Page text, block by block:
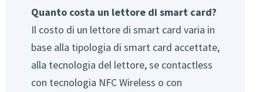
Quanto costa un lettore di smart card?
Il costo di un lettore di smart card varia in
base alla tipologia di smart card accettate,
alla tecnologia del lettore, se contactless
con tecnologia NFC Wireless o con